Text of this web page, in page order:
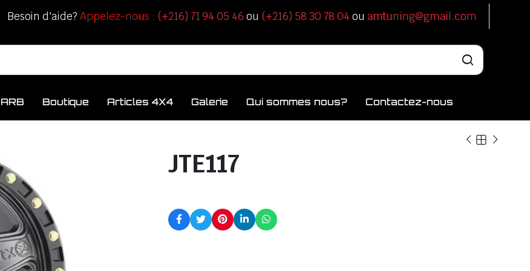
Besoin d'aide?Appelez-nous : (+216) 71 94 05 46 ou (+216) 58 30 78 04 ou amtuning@gmail.com
ARB Boutique Articles 4X4 Galerie Qui sommes nous? Contactez-nous
JTE117